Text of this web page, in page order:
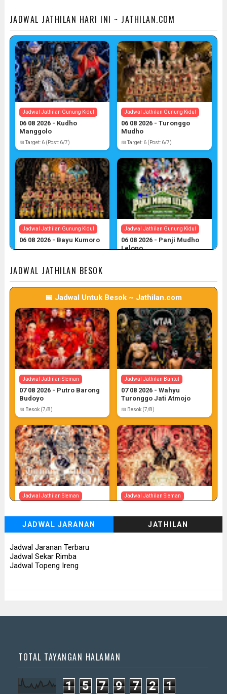
JADWAL JATHILAN HARI INI ~ JATHILAN.COM
Jadwal Jathilan Gunung Kidul
06 08 2026 - Kudho
Manggolo
📅 Target: 6 (Post: 6/7)
Jadwal Jathilan Gunung Kidul
06 08 2026 - Turonggo
Mudho
📅 Target: 6 (Post: 6/7)
Jadwal Jathilan Gunung Kidul
06 08 2026 - Bayu Kumoro
Jadwal Jathilan Gunung Kidul
06 08 2026 - Panji Mudho
Lelono
Jadwal Jathilan Gunung Kidul
06 08 2026 - Wahyu Budoyo
📅 Target: 6 (Post: 6/7)
JADWAL JATHILAN BESOK
📅 Jadwal Untuk Besok ~ Jathilan.com
Jadwal Jathilan Sleman
07 08 2026 - Putro Barong
Budoyo
📅 Besok (7/8)
Jadwal Jathilan Bantul
07 08 2026 - Wahyu
Turonggo Jati Atmojo
📅 Besok (7/8)
Jadwal Jathilan Sleman
📅 Besok (7/8)
Jadwal Jathilan Sleman
📅 Besok (7/8)
JADWAL JARANAN JATHILAN
Jadwal Jaranan Terbaru
Jadwal Sekar Rimba
Jadwal Topeng Ireng
TOTAL TAYANGAN HALAMAN
1 5 7 9 7 2 1